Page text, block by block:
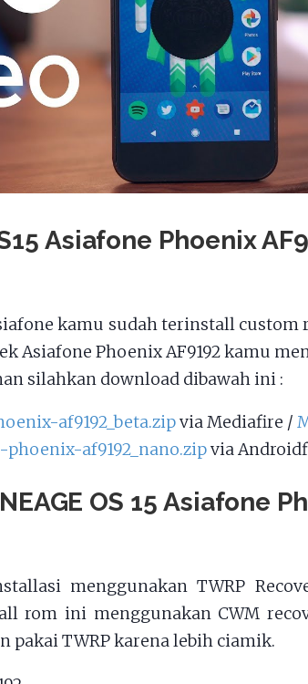
Asiafone Phoenix
kamu sudah terinstall custom
Asiafone Phoenix AF9192 kamu
silahkan download dibawah ini :
af9192_beta.zipvia Mediafire /
phoenix-af9192_nano.zipvia
OS 15 Asiafone
menggunakan TWRP
rom ini menggunakan CWM
TWRP karena lebih ciamik.